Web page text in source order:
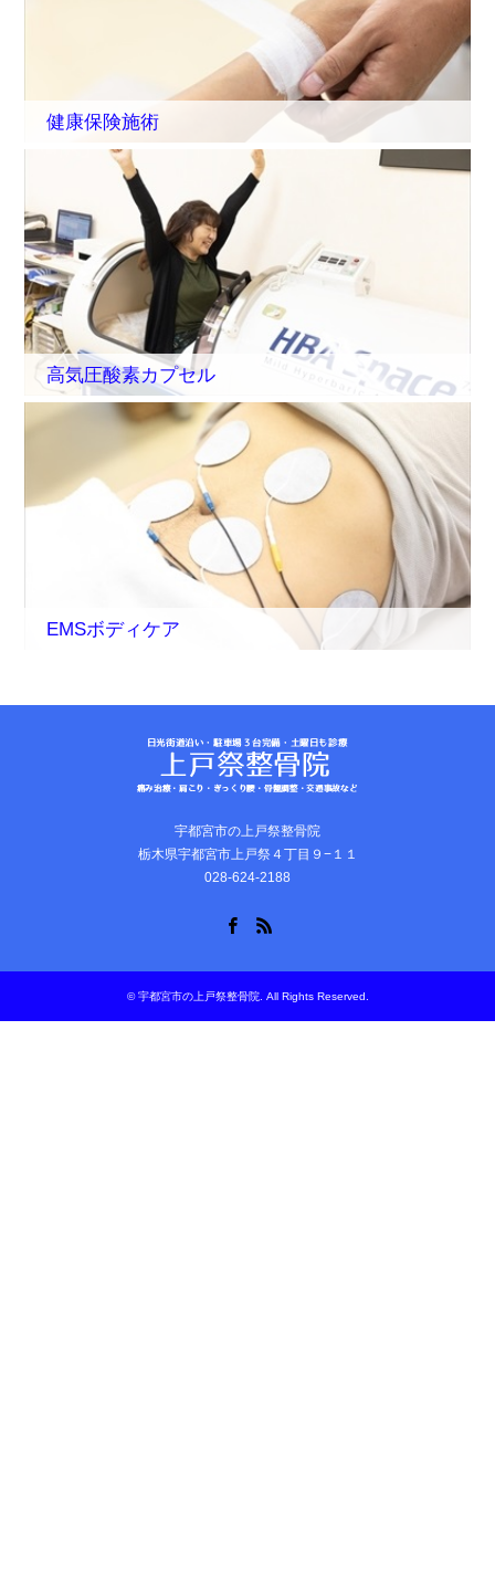
健康保険施術
高気圧酸素カプセル
EMSボディケア
宇都宮市の上戸祭整骨院
栃木県宇都宮市上戸祭４丁目９−１１
028-624-2188
©宇都宮市の上戸祭整骨院. All Rights Reserved.